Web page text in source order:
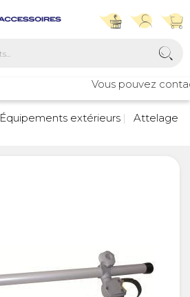
Vous pouvez
Équipements extérieurs Attelage